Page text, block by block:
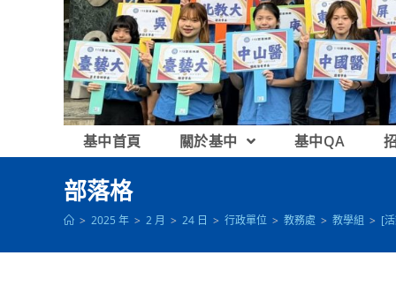
基中首頁 關於基中 基中QA
部落格
> 2025 年 > 2 月 > 24 日 > 行政單位 > 教務處 > 教學組 > [